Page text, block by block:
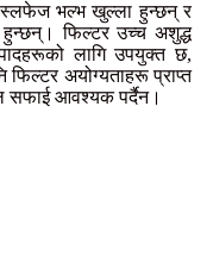
भल्भ खुल्ला हुन्छन् र
फिल्टर उच्च अशुद्ध
लागि उपयुक्त छ,
अयोग्यताहरू प्राप्त
सफाई आवश्यक पर्दैन।